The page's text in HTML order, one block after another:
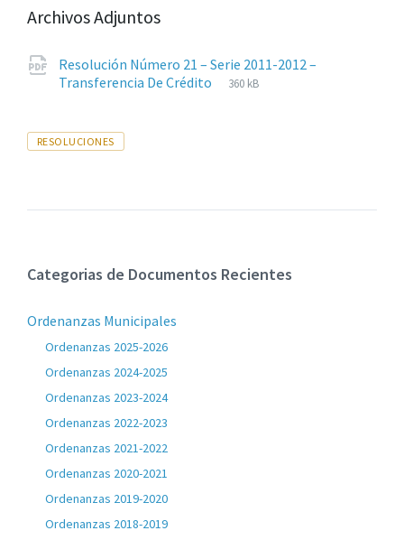
Archivos Adjuntos
Resolución Número 21 – Serie 2011-2012 –
Transferencia De Crédito
Extensiones
pdf
Tamaño
360 kB
Tags
RESOLUCIONES
Categorias de Documentos Recientes
Ordenanzas Municipales
Ordenanzas 2025-2026
Ordenanzas 2024-2025
Ordenanzas 2023-2024
Ordenanzas 2022-2023
Ordenanzas 2021-2022
Ordenanzas 2020-2021
Ordenanzas 2019-2020
Ordenanzas 2018-2019